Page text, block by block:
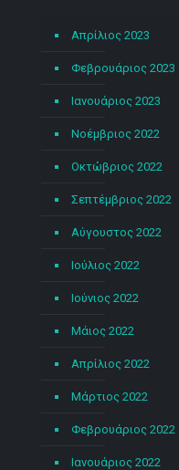
Απρίλιος 2023
Φεβρουάριος 2023
Ιανουάριος 2023
Νοέμβριος 2022
Οκτώβριος 2022
Σεπτέμβριος 2022
Αύγουστος 2022
Ιούλιος 2022
Ιούνιος 2022
Μάιος 2022
Απρίλιος 2022
Μάρτιος 2022
Φεβρουάριος 2022
Ιανουάριος 2022